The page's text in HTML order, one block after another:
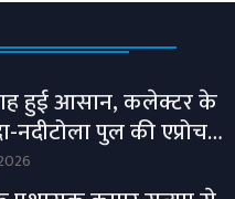
राह हुई आसान, कलेक्टर के
नदीटोला पुल की एप्रोच